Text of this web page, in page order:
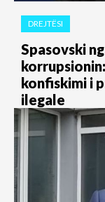
DREJTËSI
Spasovski
konfiskimi i
ilegale